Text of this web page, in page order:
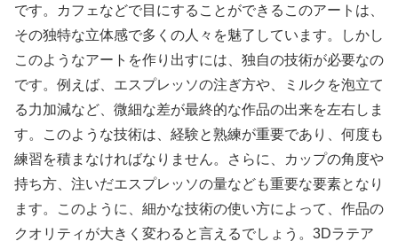
です。カフェなどで目にすることができるこのアートは、
その独特な立体感で多くの人々を魅了しています。しかし
このようなアートを作り出すには、独自の技術が必要なの
です。例えば、エスプレッソの注ぎ方や、ミルクを泡立て
る力加減など、微細な差が最終的な作品の出来を左右しま
す。このような技術は、経験と熟練が重要であり、何度も
練習を積まなければなりません。さらに、カップの角度や
持ち方、注いだエスプレッソの量なども重要な要素となり
ます。このように、細かな技術の使い方によって、作品の
クオリティが大きく変わると言えるでしょう。3Dラテア